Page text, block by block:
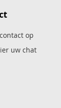
op
uw chat